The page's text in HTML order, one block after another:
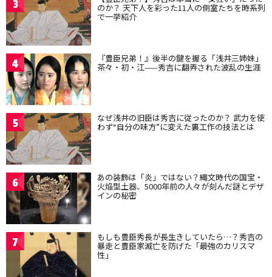
3 のか？ 天下人を彩った11人の側室たちを時系列
で一挙紹介
4 『豊臣兄弟！』後半の鍵を握る「浅井三姉妹」
茶々・初・江——秀吉に翻弄された波乱の生涯
5 なぜ浅井の旧臣は秀吉に従ったのか？ 武力を使
わず“自分の味方”に変えた裏工作の技法とは
6 あの装飾は「炎」ではない？縄文時代の国宝・
火焔型土器、5000年前の人々が刻んだ謎とデザ
インの秘密
7 もしも豊臣秀長が長生きしていたら…？秀吉の
暴走と豊臣家滅亡を防げた「最強のカリスマ
性」